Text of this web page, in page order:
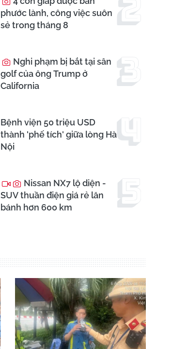
phước lành, công việc suôn
sẻ trong tháng 8
Nghi phạm bị bắt tại sân
golf của ông Trump ở
California
Bệnh viện 50 triệu USD
thành 'phế tích' giữa lòng Hà
Nội
Nissan NX7 lộ diện -
SUV thuần điện giá rẻ lăn
bánh hơn 600 km